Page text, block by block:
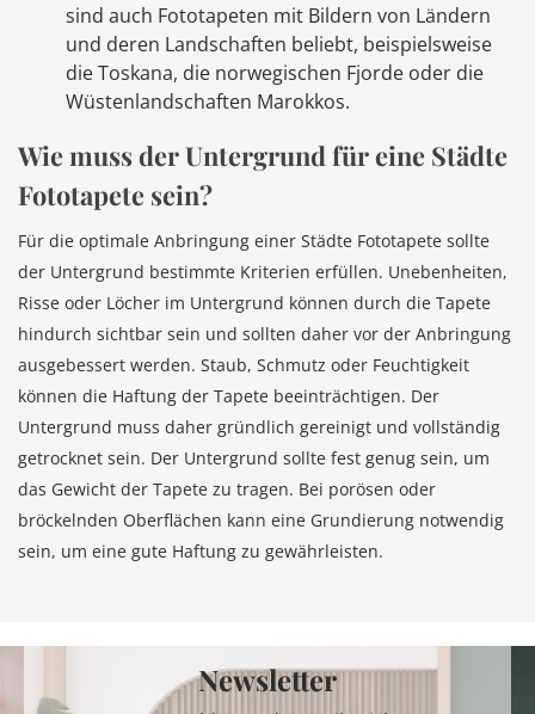
sind auch Fototapeten mit Bildern von Ländern
und deren Landschaften beliebt, beispielsweise
die Toskana, die norwegischen Fjorde oder die
Wüstenlandschaften Marokkos.
Wie muss der Untergrund für eine Städte
Fototapete sein?
Für die optimale Anbringung einer Städte Fototapete sollte
der Untergrund bestimmte Kriterien erfüllen. Unebenheiten,
Risse oder Löcher im Untergrund können durch die Tapete
hindurch sichtbar sein und sollten daher vor der Anbringung
ausgebessert werden. Staub, Schmutz oder Feuchtigkeit
können die Haftung der Tapete beeinträchtigen. Der
Untergrund muss daher gründlich gereinigt und vollständig
getrocknet sein. Der Untergrund sollte fest genug sein, um
das Gewicht der Tapete zu tragen. Bei porösen oder
bröckelnden Oberflächen kann eine Grundierung notwendig
sein, um eine gute Haftung zu gewährleisten.
Newsletter